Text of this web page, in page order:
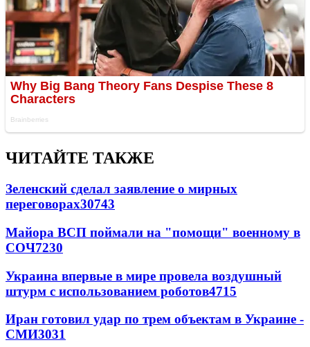
ЧИТАЙТЕ ТАКЖЕ
Зеленский сделал заявление о мирных
переговорах30743
Майора ВСП поймали на "помощи" военному в
СОЧ7230
Украина впервые в мире провела воздушный
штурм с использованием роботов4715
Иран готовил удар по трем объектам в Украине -
СМИ3031